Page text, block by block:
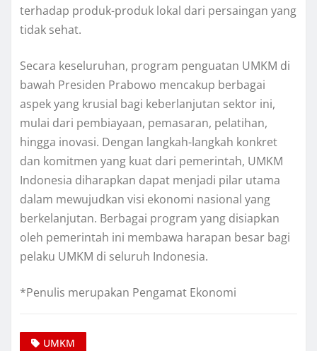
terhadap produk-produk lokal dari persaingan yang
tidak sehat.
Secara keseluruhan, program penguatan UMKM di
bawah Presiden Prabowo mencakup berbagai
aspek yang krusial bagi keberlanjutan sektor ini,
mulai dari pembiayaan, pemasaran, pelatihan,
hingga inovasi. Dengan langkah-langkah konkret
dan komitmen yang kuat dari pemerintah, UMKM
Indonesia diharapkan dapat menjadi pilar utama
dalam mewujudkan visi ekonomi nasional yang
berkelanjutan. Berbagai program yang disiapkan
oleh pemerintah ini membawa harapan besar bagi
pelaku UMKM di seluruh Indonesia.
*Penulis merupakan Pengamat Ekonomi
UMKM